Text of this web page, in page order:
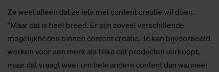
Ze weet alleen dat ze iets met content creatie wil doen.
‘’Maar dat is heel breed. Er zijn zoveel verschillende
mogelijkheden binnen content creatie. Je kan bijvoorbeeld
werken voor een merk als Nike dat producten verkoopt,
maar dat vraagt weer om hele andere content dan wanneer